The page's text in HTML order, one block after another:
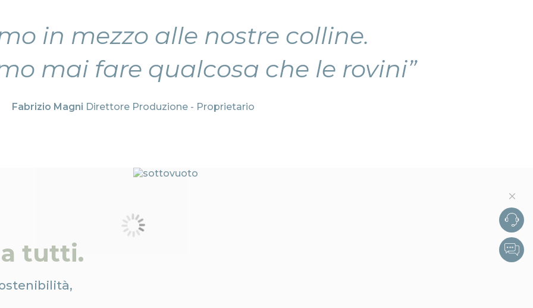
in mezzo alle nostre colline.
mai fare qualcosa che le rovini”
Fabrizio Magni Direttore Produzione - Proprietario
a tutti.